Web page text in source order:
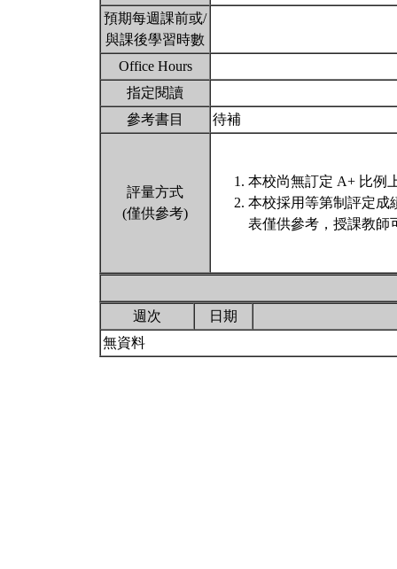
預期每週課前或/
與課後學習時數
Office Hours
指定閱讀
參考書目
待補
評量方式
(僅供參考)
本校尚無訂定 A+ 比例
本校採用等第制評定成
表僅供參考，授課教師
週次
日期
無資料